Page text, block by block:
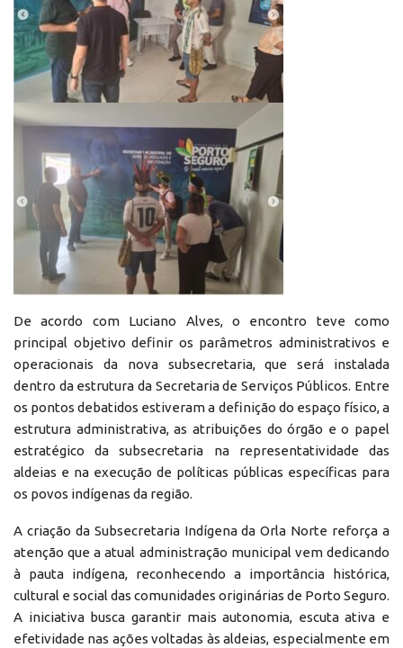
De acordo com Luciano Alves, o encontro teve como
principal objetivo definir os parâmetros administrativos e
operacionais da nova subsecretaria, que será instalada
dentro da estrutura da Secretaria de Serviços Públicos. Entre
os pontos debatidos estiveram a definição do espaço físico, a
estrutura administrativa, as atribuições do órgão e o papel
estratégico da subsecretaria na representatividade das
aldeias e na execução de políticas públicas específicas para
os povos indígenas da região.
A criação da Subsecretaria Indígena da Orla Norte reforça a
atenção que a atual administração municipal vem dedicando
à pauta indígena, reconhecendo a importância histórica,
cultural e social das comunidades originárias de Porto Seguro.
A iniciativa busca garantir mais autonomia, escuta ativa e
efetividade nas ações voltadas às aldeias, especialmente em